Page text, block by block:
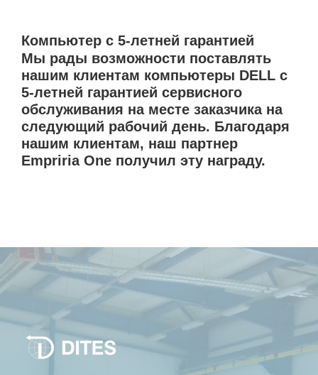
Компьютер с 5-летней гарантией
Мы рады возможности поставлять
нашим клиентам компьютеры DELL с
5-летней гарантией сервисного
обслуживания на месте заказчика на
следующий рабочий день. Благодаря
нашим клиентам, наш партнер
Empriria One получил эту награду.